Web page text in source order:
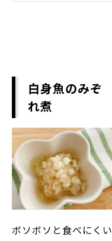
白身魚のみぞ
れ煮
ボソボソと食べにくい